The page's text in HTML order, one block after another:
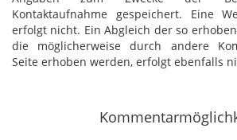
Kontaktaufnahme gespeichert. Eine
erfolgt nicht. Ein Abgleich der so
die möglicherweise durch andere
Seite erhoben werden, erfolgt ebenfalls